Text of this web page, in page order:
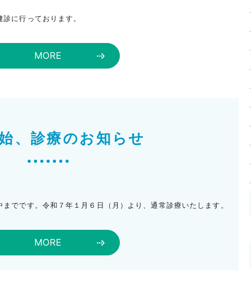
に行っております。
MORE
、診療のお知らせ
でです。令和７年１月６日（月）より、通常診療いたします。
MORE